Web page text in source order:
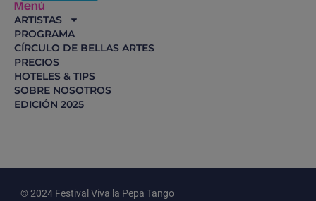
Menú
ARTISTAS
PROGRAMA
CÍRCULO DE BELLAS ARTES
PRECIOS
HOTELES & TIPS
SOBRE NOSOTROS
EDICIÓN 2025
© 2024 Festival Viva la Pepa Tango